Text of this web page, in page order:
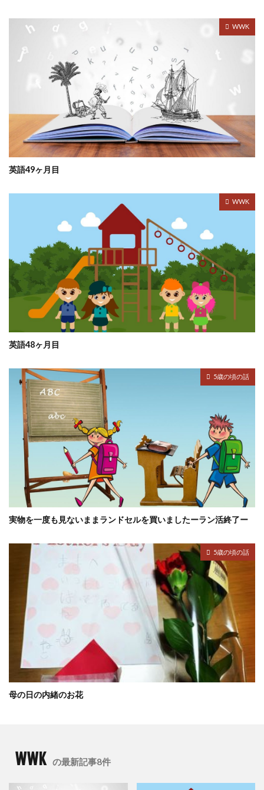
WWK
英語49ヶ月目
WWK
英語48ヶ月目
5歳の頃の話
実物を一度も見ないままランドセルを買いましたーラン活終了ー
5歳の頃の話
母の日の内緒のお花
WWK の最新記事8件